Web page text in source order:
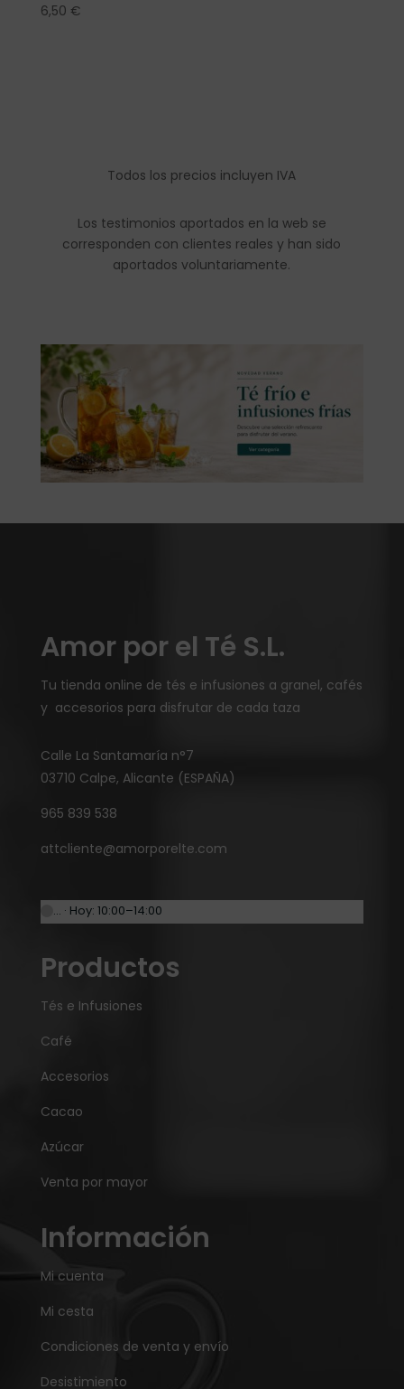
6,50 €
Todos los precios incluyen IVA
Los testimonios aportados en la web se
corresponden con clientes reales y han sido
aportados voluntariamente.
Amor por el Té S.L.
Tu tienda online de tés e infusiones a granel, cafés
y accesorios para disfrutar de cada taza
Calle La Santamaría n°7
03710 Calpe, Alicante (ESPAÑA)
965 839 538
attcliente@amorporelte.com
… · Hoy: 10:00–14:00
Productos
Tés e Infusiones
Café
Accesorios
Cacao
Azúcar
Venta por mayor
Información
Mi cuenta
Mi cesta
Condiciones de venta y envío
Desistimiento